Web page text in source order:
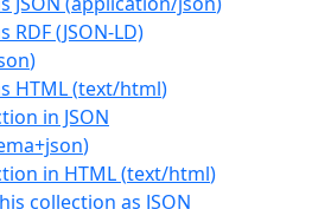
(JSON-LD)
)
HTML(text/html)
in JSON
)
in HTML(text/html)
collection as JSON